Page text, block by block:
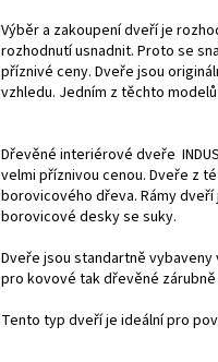
Výběr a zakoupení dveří je
rozhodnutí usnadnit. Proto se
příznivé ceny. Dveře jsou
vzhledu. Jedním z těchto
Dřevěné interiérové dveře
velmi příznivou cenou. Dveře z
borovicového dřeva. Rámy
borovicové desky se suky.
Dveře jsou standartně
pro kovové tak dřevěné
Tento typ dveří je ideální pro